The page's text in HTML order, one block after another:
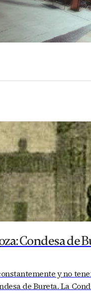
Condesa de
y no
de Bureta. La